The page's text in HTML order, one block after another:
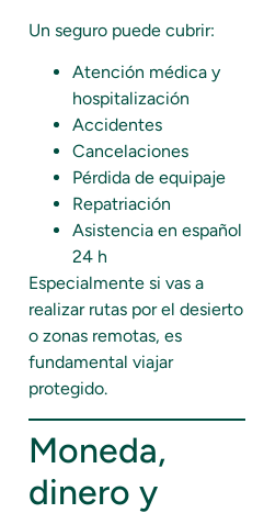
Un seguro puede cubrir:
Atención médica y
hospitalización
Accidentes
Cancelaciones
Pérdida de equipaje
Repatriación
Asistencia en español
24 h
Especialmente si vas a
realizar rutas por el desierto
o zonas remotas, es
fundamental viajar
protegido.
Moneda,
dinero y